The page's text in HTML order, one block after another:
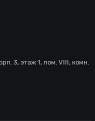
3, этаж 1, пом. VIII, комн.